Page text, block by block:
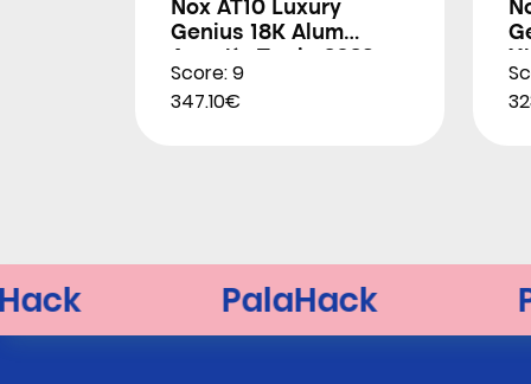
Nox AT10 Luxury
Genius 18K Alum
Score: 9
347.10€